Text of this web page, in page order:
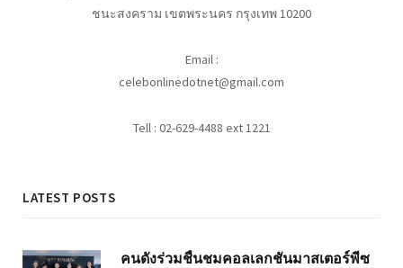
ชนะสงคราม เขตพระนคร กรุงเทพ 10200
Email :
celebonlinedotnet@gmail.com
Tell : 02-629-4488 ext 1221
LATEST POSTS
คนดังร่วมชื่นชมคอลเลกชันมาสเตอร์พีซ